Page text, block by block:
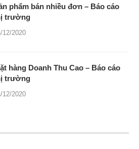
phẩm bán nhiều đơn – Báo cáo
trường
12/2020
hàng Doanh Thu Cao – Báo cáo
trường
12/2020